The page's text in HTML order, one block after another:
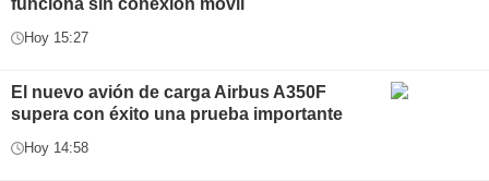
funciona sin conexión móvil
Hoy 15:27
El nuevo avión de carga Airbus A350F
supera con éxito una prueba importante
Hoy 14:58